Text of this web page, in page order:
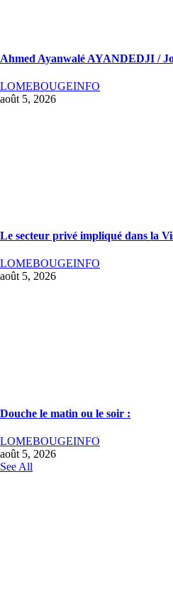
Ahmed Ayanwalé AYANDEDJI /
LOMEBOUGEINFO
août 5, 2026
Le secteur privé impliqué dans la
LOMEBOUGEINFO
août 5, 2026
Douche le matin ou le soir :
LOMEBOUGEINFO
août 5, 2026
See All